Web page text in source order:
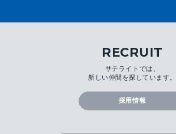
RECRUIT
サテライトでは、
新しい仲間を探しています。
採用情報